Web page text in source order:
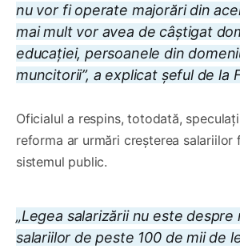
nu vor fi operate majorări din
mai mult vor avea de câștigat
educației, persoanele din
muncitorii”, a explicat șeful de la
Oficialul a respins, totodată,
reforma ar urmări creșterea salariilor
sistemul public.
„Legea salarizării nu este despre
salariilor de peste 100 de mii de